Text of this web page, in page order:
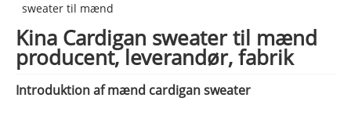
sweater til mænd
Kina Cardigan sweater til mænd
producent, leverandør, fabrik
Introduktion af mænd cardigan sweater